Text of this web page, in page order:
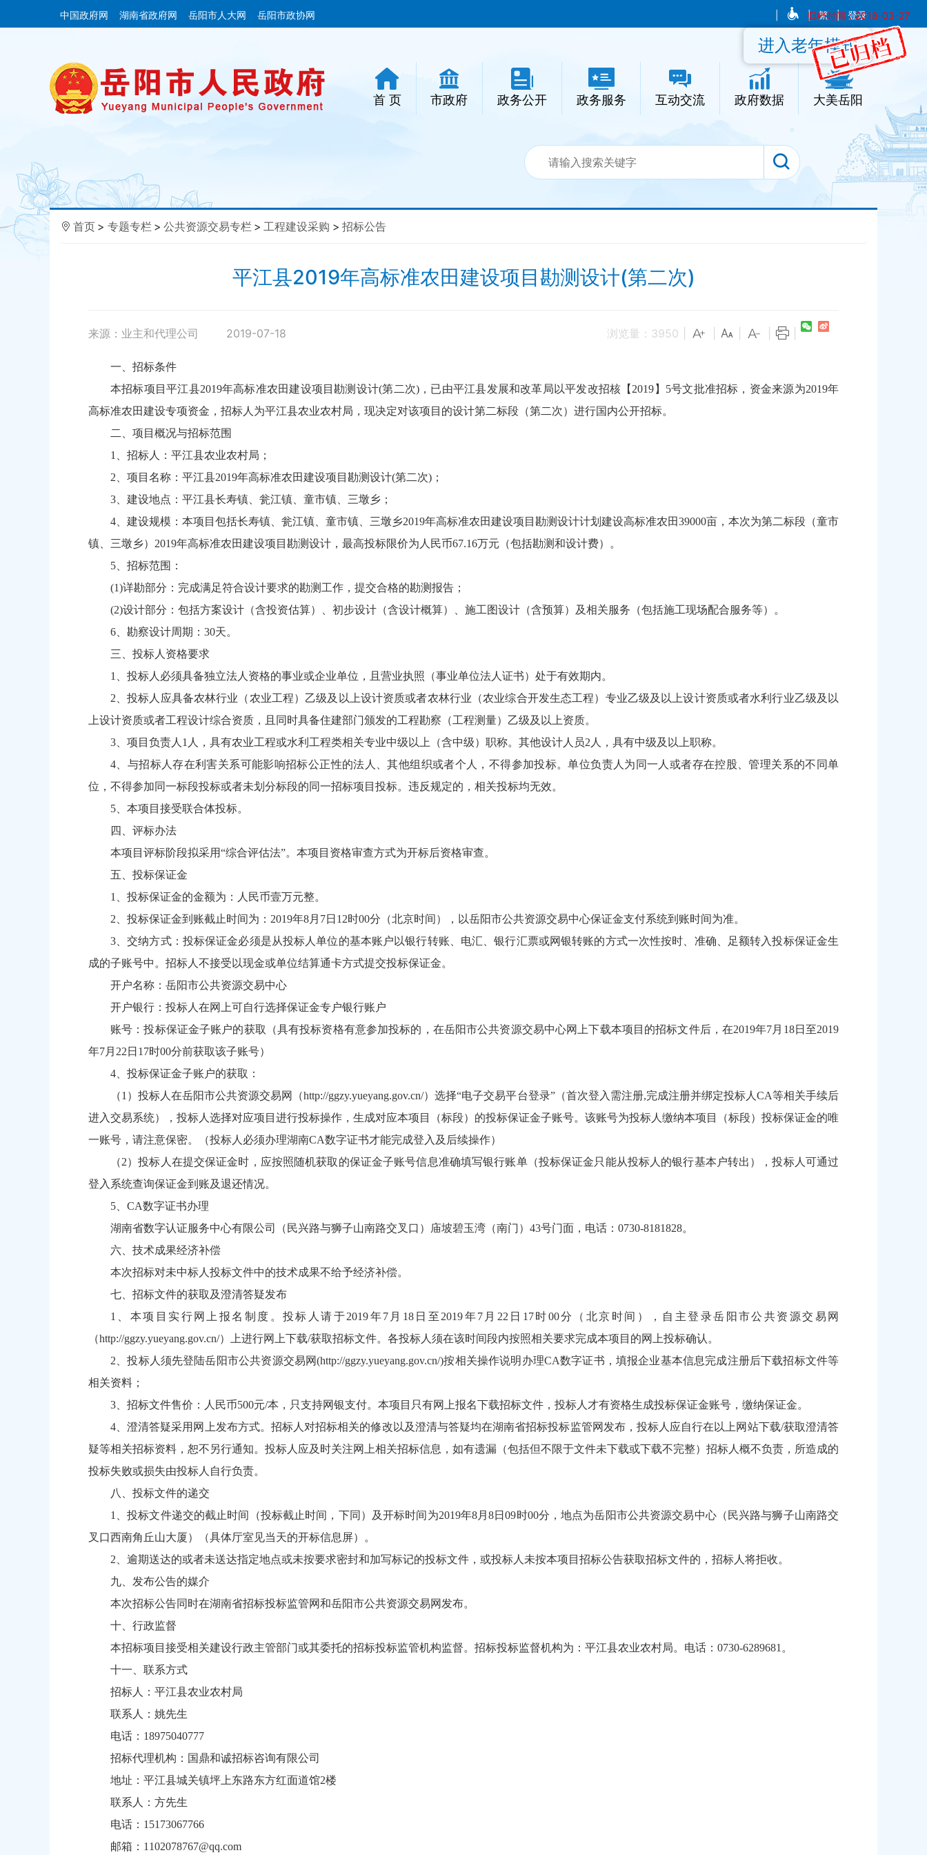
归档时间：2018-03-27
中国政府网 湖南省政府网 岳阳市人大网 岳阳市政协网 |繁| 登录
首 页 市政府 政务公开 政务服务 互动交流 政府数据 大美岳阳
进入老年模式
首页 > 专题专栏 > 公共资源交易专栏 > 工程建设采购 > 招标公告
平江县2019年高标准农田建设项目勘测设计(第二次)
来源：业主和代理公司 2019-07-18 浏览量： 3950
一、招标条件
本招标项目平江县2019年高标准农田建设项目勘测设计(第二次)，已由平江县发展和改革局以平发改招核【2019】5号文批准招标，资金来源为2019年
高标准农田建设专项资金，招标人为平江县农业农村局，现决定对该项目的设计第二标段（第二次）进行国内公开招标。
二、项目概况与招标范围
1、招标人：平江县农业农村局；
2、项目名称：平江县2019年高标准农田建设项目勘测设计(第二次)；
3、建设地点：平江县长寿镇、瓮江镇、童市镇、三墩乡；
4、建设规模：本项目包括长寿镇、瓮江镇、童市镇、三墩乡2019年高标准农田建设项目勘测设计计划建设高标准农田39000亩，本次为第二标段（童市
镇、三墩乡）2019年高标准农田建设项目勘测设计，最高投标限价为人民币67.16万元（包括勘测和设计费）。
5、招标范围：
(1)详勘部分：完成满足符合设计要求的勘测工作，提交合格的勘测报告；
(2)设计部分：包括方案设计（含投资估算）、初步设计（含设计概算）、施工图设计（含预算）及相关服务（包括施工现场配合服务等）。
6、勘察设计周期：30天。
三、投标人资格要求
1、投标人必须具备独立法人资格的事业或企业单位，且营业执照（事业单位法人证书）处于有效期内。
2、投标人应具备农林行业（农业工程）乙级及以上设计资质或者农林行业（农业综合开发生态工程）专业乙级及以上设计资质或者水利行业乙级及以
上设计资质或者工程设计综合资质，且同时具备住建部门颁发的工程勘察（工程测量）乙级及以上资质。
3、项目负责人1人，具有农业工程或水利工程类相关专业中级以上（含中级）职称。其他设计人员2人，具有中级及以上职称。
4、与招标人存在利害关系可能影响招标公正性的法人、其他组织或者个人，不得参加投标。单位负责人为同一人或者存在控股、管理关系的不同单
位，不得参加同一标段投标或者未划分标段的同一招标项目投标。违反规定的，相关投标均无效。
5、本项目接受联合体投标。
四、评标办法
本项目评标阶段拟采用“综合评估法”。本项目资格审查方式为开标后资格审查。
五、投标保证金
1、投标保证金的金额为：人民币壹万元整。
2、投标保证金到账截止时间为：2019年8月7日12时00分（北京时间），以岳阳市公共资源交易中心保证金支付系统到账时间为准。
3、交纳方式：投标保证金必须是从投标人单位的基本账户以银行转账、电汇、银行汇票或网银转账的方式一次性按时、准确、足额转入投标保证金生
成的子账号中。招标人不接受以现金或单位结算通卡方式提交投标保证金。
开户名称：岳阳市公共资源交易中心
开户银行：投标人在网上可自行选择保证金专户银行账户
账号：投标保证金子账户的获取（具有投标资格有意参加投标的，在岳阳市公共资源交易中心网上下载本项目的招标文件后，在2019年7月18日至2019
年7月22日17时00分前获取该子账号）
4、投标保证金子账户的获取：
（1）投标人在岳阳市公共资源交易网（http://ggzy.yueyang.gov.cn/）选择“电子交易平台登录”（首次登入需注册,完成注册并绑定投标人CA等相关手续后
进入交易系统），投标人选择对应项目进行投标操作，生成对应本项目（标段）的投标保证金子账号。该账号为投标人缴纳本项目（标段）投标保证金的唯
一账号，请注意保密。（投标人必须办理湖南CA数字证书才能完成登入及后续操作）
（2）投标人在提交保证金时，应按照随机获取的保证金子账号信息准确填写银行账单（投标保证金只能从投标人的银行基本户转出），投标人可通过
登入系统查询保证金到账及退还情况。
5、CA数字证书办理
湖南省数字认证服务中心有限公司（民兴路与狮子山南路交叉口）庙坡碧玉湾（南门）43号门面，电话：0730-8181828。
六、技术成果经济补偿
本次招标对未中标人投标文件中的技术成果不给予经济补偿。
七、招标文件的获取及澄清答疑发布
1、本项目实行网上报名制度。投标人请于2019年7月18日至2019年7月22日17时00分（北京时间），自主登录岳阳市公共资源交易网
（http://ggzy.yueyang.gov.cn/）上进行网上下载/获取招标文件。各投标人须在该时间段内按照相关要求完成本项目的网上投标确认。
2、投标人须先登陆岳阳市公共资源交易网(http://ggzy.yueyang.gov.cn/)按相关操作说明办理CA数字证书，填报企业基本信息完成注册后下载招标文件等
相关资料；
3、招标文件售价：人民币500元/本，只支持网银支付。本项目只有网上报名下载招标文件，投标人才有资格生成投标保证金账号，缴纳保证金。
4、澄清答疑采用网上发布方式。招标人对招标相关的修改以及澄清与答疑均在湖南省招标投标监管网发布，投标人应自行在以上网站下载/获取澄清答
疑等相关招标资料，恕不另行通知。投标人应及时关注网上相关招标信息，如有遗漏（包括但不限于文件未下载或下载不完整）招标人概不负责，所造成的
投标失败或损失由投标人自行负责。
八、投标文件的递交
1、投标文件递交的截止时间（投标截止时间，下同）及开标时间为2019年8月8日09时00分，地点为岳阳市公共资源交易中心（民兴路与狮子山南路交
叉口西南角丘山大厦）（具体厅室见当天的开标信息屏）。
2、逾期送达的或者未送达指定地点或未按要求密封和加写标记的投标文件，或投标人未按本项目招标公告获取招标文件的，招标人将拒收。
九、发布公告的媒介
本次招标公告同时在湖南省招标投标监管网和岳阳市公共资源交易网发布。
十、行政监督
本招标项目接受相关建设行政主管部门或其委托的招标投标监管机构监督。招标投标监督机构为：平江县农业农村局。电话：0730-6289681。
十一、联系方式
招标人：平江县农业农村局
联系人：姚先生
电话：18975040777
招标代理机构：国鼎和诚招标咨询有限公司
地址：平江县城关镇坪上东路东方红面道馆2楼
联系人：方先生
电话：15173067766
邮箱：1102078767@qq.com